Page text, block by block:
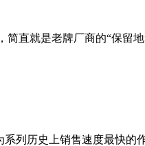
直就是老牌厂商的“保留地
列历史上销售速度最快的